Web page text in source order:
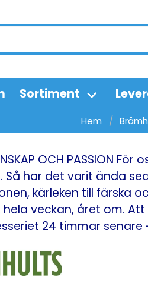
Sortiment
Hem
OCH PASSION
Så har det varit ända
kärleken till färska
veckan, året om.
24 timmar